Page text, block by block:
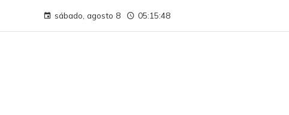
sábado, agosto 8 05:15:48